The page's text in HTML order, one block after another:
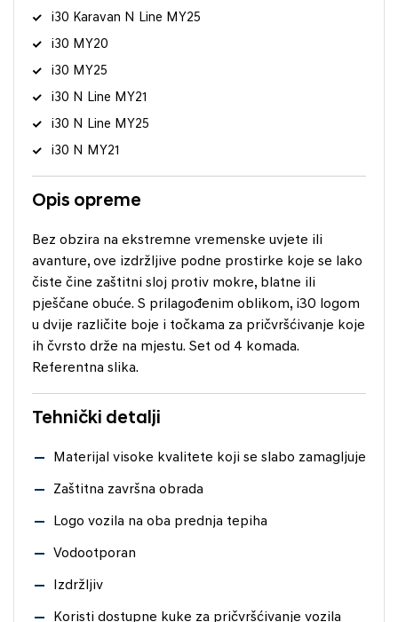
i30 Karavan N Line MY25
i30 MY20
i30 MY25
i30 N Line MY21
i30 N Line MY25
i30 N MY21
Opis opreme
Bez obzira na ekstremne vremenske uvjete ili
avanture, ove izdržljive podne prostirke koje se lako
čiste čine zaštitni sloj protiv mokre, blatne ili
pješčane obuće. S prilagođenim oblikom, i30 logom
u dvije različite boje i točkama za pričvršćivanje koje
ih čvrsto drže na mjestu. Set od 4 komada.
Referentna slika.
Tehnički detalji
Materijal visoke kvalitete koji se slabo zamagljuje
Zaštitna završna obrada
Logo vozila na oba prednja tepiha
Vodootporan
Izdržljiv
Koristi dostupne kuke za pričvršćivanje vozila